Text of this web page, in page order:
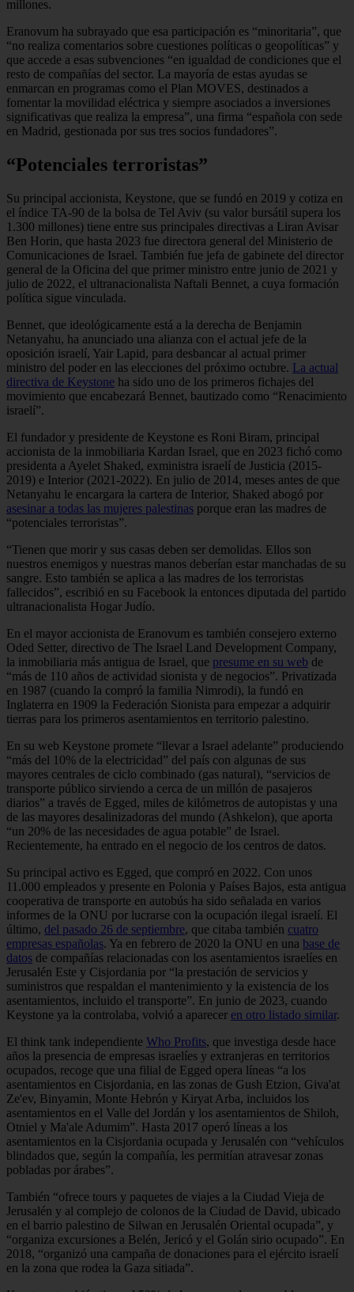
millones.
Eranovum ha subrayado que esa participación es “minoritaria”, que
“no realiza comentarios sobre cuestiones políticas o geopolíticas” y
que accede a esas subvenciones “en igualdad de condiciones que el
resto de compañías del sector. La mayoría de estas ayudas se
enmarcan en programas como el Plan MOVES, destinados a
fomentar la movilidad eléctrica y siempre asociados a inversiones
significativas que realiza la empresa”, una firma “española con sede
en Madrid, gestionada por sus tres socios fundadores”.
“Potenciales terroristas”
Su principal accionista, Keystone, que se fundó en 2019 y cotiza en
el índice TA-90 de la bolsa de Tel Aviv (su valor bursátil supera los
1.300 millones) tiene entre sus principales directivas a Liran Avisar
Ben Horin, que hasta 2023 fue directora general del Ministerio de
Comunicaciones de Israel. También fue jefa de gabinete del director
general de la Oficina del que primer ministro entre junio de 2021 y
julio de 2022, el ultranacionalista Naftali Bennet, a cuya formación
política sigue vinculada.
Bennet, que ideológicamente está a la derecha de Benjamin
Netanyahu, ha anunciado una alianza con el actual jefe de la
oposición israelí, Yair Lapid, para desbancar al actual primer
ministro del poder en las elecciones del próximo octubre. La actual
directiva de Keystone ha sido uno de los primeros fichajes del
movimiento que encabezará Bennet, bautizado como “Renacimiento
israelí”.
El fundador y presidente de Keystone es Roni Biram, principal
accionista de la inmobiliaria Kardan Israel, que en 2023 fichó como
presidenta a Ayelet Shaked, exministra israelí de Justicia (2015-
2019) e Interior (2021-2022). En julio de 2014, meses antes de que
Netanyahu le encargara la cartera de Interior, Shaked abogó por
asesinar a todas las mujeres palestinas porque eran las madres de
“potenciales terroristas”.
“Tienen que morir y sus casas deben ser demolidas. Ellos son
nuestros enemigos y nuestras manos deberían estar manchadas de su
sangre. Esto también se aplica a las madres de los terroristas
fallecidos”, escribió en su Facebook la entonces diputada del partido
ultranacionalista Hogar Judío.
En el mayor accionista de Eranovum es también consejero externo
Oded Setter, directivo de The Israel Land Development Company,
la inmobiliaria más antigua de Israel, que presume en su web de
“más de 110 años de actividad sionista y de negocios”. Privatizada
en 1987 (cuando la compró la familia Nimrodi), la fundó en
Inglaterra en 1909 la Federación Sionista para empezar a adquirir
tierras para los primeros asentamientos en territorio palestino.
En su web Keystone promete “llevar a Israel adelante” produciendo
“más del 10% de la electricidad” del país con algunas de sus
mayores centrales de ciclo combinado (gas natural), “servicios de
transporte público sirviendo a cerca de un millón de pasajeros
diarios” a través de Egged, miles de kilómetros de autopistas y una
de las mayores desalinizadoras del mundo (Ashkelon), que aporta
“un 20% de las necesidades de agua potable” de Israel.
Recientemente, ha entrado en el negocio de los centros de datos.
Su principal activo es Egged, que compró en 2022. Con unos
11.000 empleados y presente en Polonia y Países Bajos, esta antigua
cooperativa de transporte en autobús ha sido señalada en varios
informes de la ONU por lucrarse con la ocupación ilegal israelí. El
último, del pasado 26 de septiembre, que citaba también cuatro
empresas españolas. Ya en febrero de 2020 la ONU en una base de
datos de compañías relacionadas con los asentamientos israelíes en
Jerusalén Este y Cisjordania por “la prestación de servicios y
suministros que respaldan el mantenimiento y la existencia de los
asentamientos, incluido el transporte”. En junio de 2023, cuando
Keystone ya la controlaba, volvió a aparecer en otro listado similar.
El think tank independiente Who Profits, que investiga desde hace
años la presencia de empresas israelíes y extranjeras en territorios
ocupados, recoge que una filial de Egged opera líneas “a los
asentamientos en Cisjordania, en las zonas de Gush Etzion, Giva'at
Ze'ev, Binyamin, Monte Hebrón y Kiryat Arba, incluidos los
asentamientos en el Valle del Jordán y los asentamientos de Shiloh,
Otniel y Ma'ale Adumim”. Hasta 2017 operó líneas a los
asentamientos en la Cisjordania ocupada y Jerusalén con “vehículos
blindados que, según la compañía, les permitían atravesar zonas
pobladas por árabes”.
También “ofrece tours y paquetes de viajes a la Ciudad Vieja de
Jerusalén y al complejo de colonos de la Ciudad de David, ubicado
en el barrio palestino de Silwan en Jerusalén Oriental ocupada”, y
“organiza excursiones a Belén, Jericó y el Golán sirio ocupado”. En
2018, “organizó una campaña de donaciones para el ejército israelí
en la zona que rodea la Gaza sitiada”.